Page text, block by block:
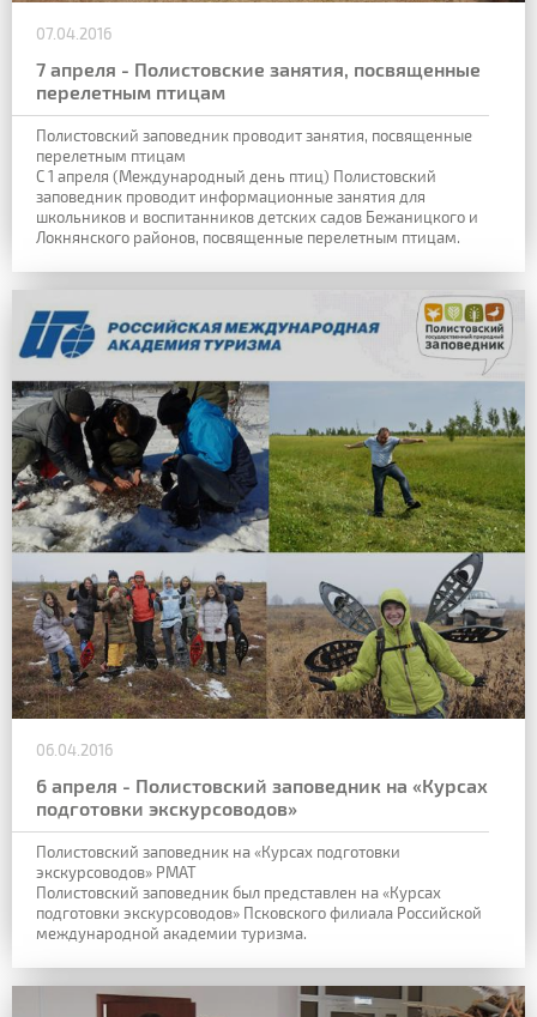
07.04.2016
7 апреля - Полистовские занятия, посвященные
перелетным птицам
Полистовский заповедник проводит занятия, посвященные
перелетным птицам
С 1 апреля (Международный день птиц) Полистовский
заповедник проводит информационные занятия для
школьников и воспитанников детских садов Бежаницкого и
Локнянского районов, посвященные перелетным птицам.
06.04.2016
6 апреля - Полистовский заповедник на «Курсах
подготовки экскурсоводов»
Полистовский заповедник на «Курсах подготовки
экскурсоводов» РМАТ
Полистовский заповедник был представлен на «Курсах
подготовки экскурсоводов» Псковского филиала Российской
международной академии туризма.